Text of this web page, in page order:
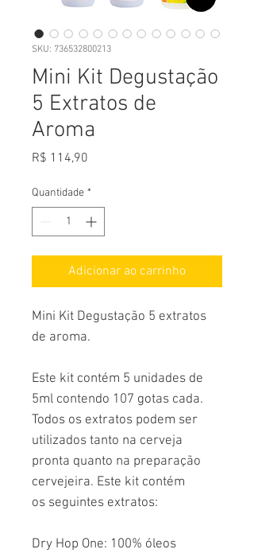
SKU: 736532800213
Mini Kit Degustação
5 Extratos de
Aroma
R$ 114,90
Quantidade *
Adicionar ao carrinho
Mini Kit Degustação 5 extratos
de aroma.
Este kit contém 5 unidades de
5ml contendo 107 gotas cada.
Todos os extratos podem ser
utilizados tanto na cerveja
pronta quanto na preparação
cervejeira. Este kit contém
os seguintes extratos:
Dry Hop One: 100% óleos